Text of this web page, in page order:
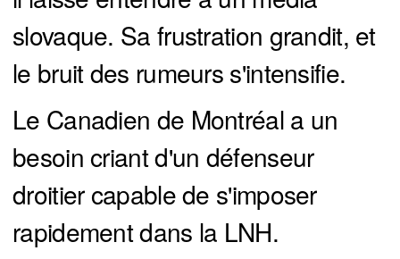
slovaque. Sa frustration grandit, et
le bruit des rumeurs s'intensifie.
Le Canadien de Montréal a un
besoin criant d'un défenseur
droitier capable de s'imposer
rapidement dans la LNH.